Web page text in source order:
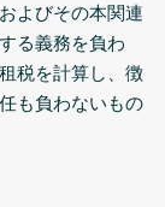
よびその本関連
る義務を負わ
税を計算し、徴
も負わないもの